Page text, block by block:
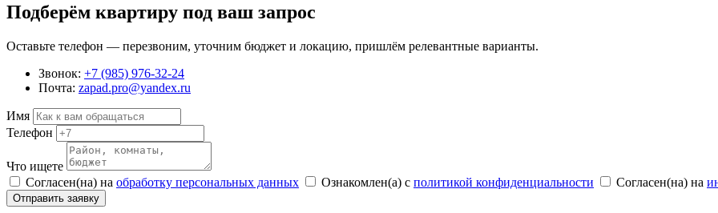
Подберём квартиру под ваш запрос
Оставьте телефон — перезвоним, уточним бюджет и локацию, пришлём релевантные варианты.
Звонок: +7 (985) 976-32-24
Почта: zapad.pro@yandex.ru
Имя
Телефон
Что ищете
Согласен(на) на обработку персональных данных Ознакомлен(а) с политикой конфиденциальности Согласен(на) на
Отправить заявку